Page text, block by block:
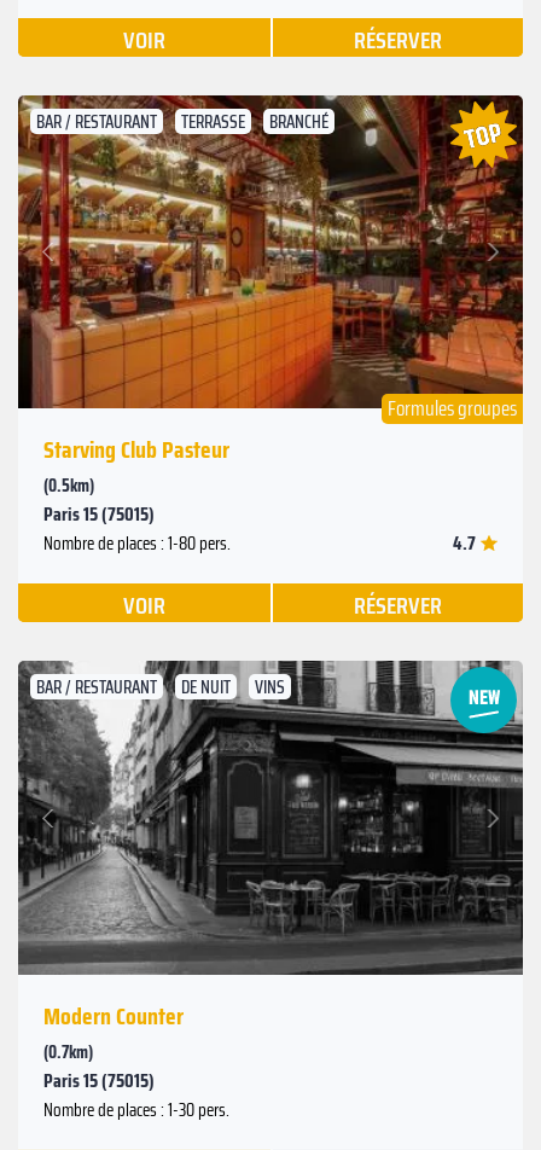
VOIR RÉSERVER
BAR / RESTAURANT TERRASSE BRANCHÉ
Précédent
Suivant
Formules groupes
Starving Club Pasteur
(0.5km)
Paris 15 (75015)
Nombre de places : 1-80 pers. 4.7
VOIR RÉSERVER
BAR / RESTAURANT DE NUIT VINS
Précédent
Suivant
Modern Counter
(0.7km)
Paris 15 (75015)
Nombre de places : 1-30 pers.